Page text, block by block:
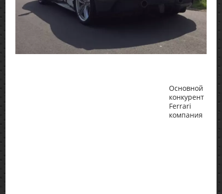
Основной
конкурент
Ferrari
компания